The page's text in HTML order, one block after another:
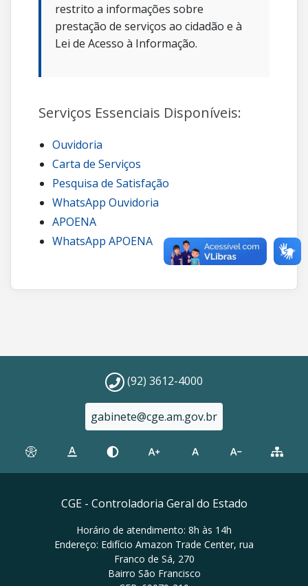
restrito a informações sobre
prestação de serviços ao cidadão e à
Lei de Acesso à Informação.
Serviços Essenciais Disponíveis:
Ouvidoria
Carta de Serviços
Pesquisa de Satisfação
WhatsApp Ouvidoria
APOENA
WhatsApp APOENA
(92) 3612-4000
gabinete@cge.am.gov.br
CGE - Controladoria Geral do Estado
Horário de atendimento: 8h às 14h
Endereço: Edifício Amazon Trade Center, rua
Franco de Sá, 270
Bairro São Francisco